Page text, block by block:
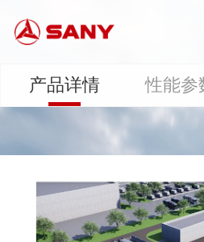
产品详情 性能参